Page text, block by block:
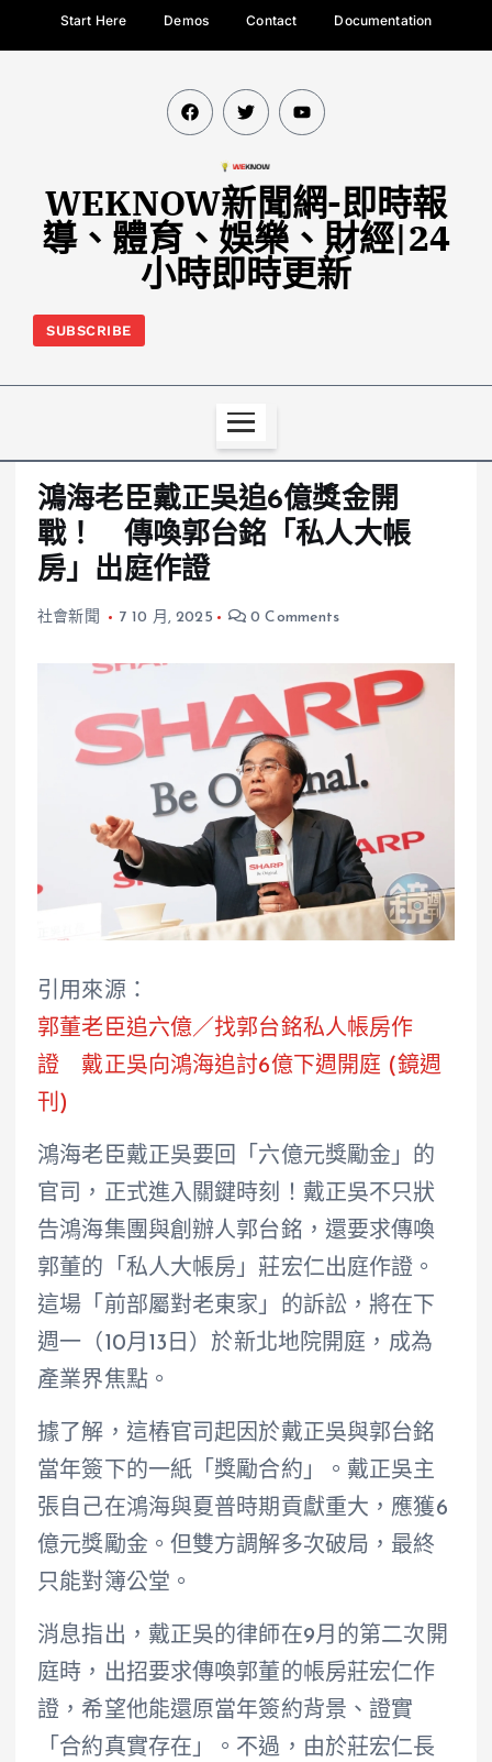
Start Here Demos Contact Documentation
WEKNOW新聞網-即時報
導、體育、娛樂、財經|24
小時即時更新
SUBSCRIBE
鴻海老臣戴正吳追6億獎金開
戰！ 傳喚郭台銘「私人大帳
房」出庭作證
社會新聞 7 10 月, 2025 0 Comments
引用來源：
郭董老臣追六億／找郭台銘私人帳房作
證 戴正吳向鴻海追討6億下週開庭 (鏡週
刊)
鴻海老臣戴正吳要回「六億元獎勵金」的
官司，正式進入關鍵時刻！戴正吳不只狀
告鴻海集團與創辦人郭台銘，還要求傳喚
郭董的「私人大帳房」莊宏仁出庭作證。
這場「前部屬對老東家」的訴訟，將在下
週一（10月13日）於新北地院開庭，成為
產業界焦點。
據了解，這樁官司起因於戴正吳與郭台銘
當年簽下的一紙「獎勵合約」。戴正吳主
張自己在鴻海與夏普時期貢獻重大，應獲6
億元獎勵金。但雙方調解多次破局，最終
只能對簿公堂。
消息指出，戴正吳的律師在9月的第二次開
庭時，出招要求傳喚郭董的帳房莊宏仁作
證，希望他能還原當年簽約背景、證實
「合約真實存在」。不過，由於莊宏仁長